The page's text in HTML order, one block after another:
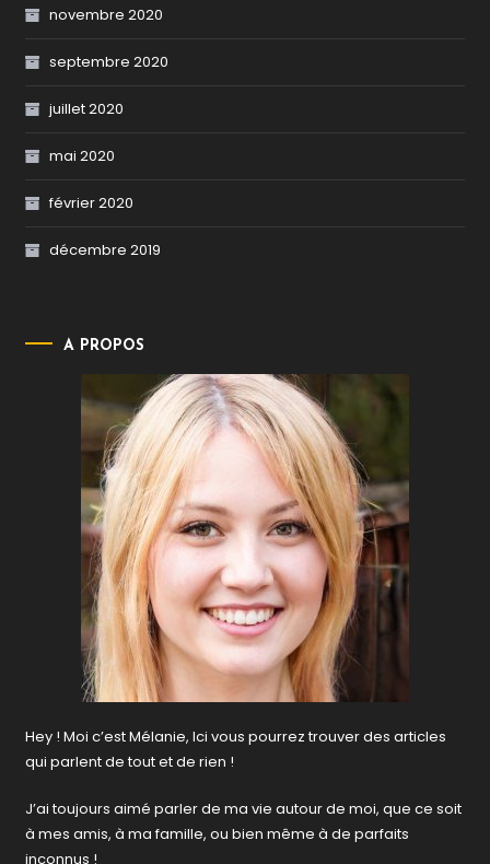
novembre 2020
septembre 2020
juillet 2020
mai 2020
février 2020
décembre 2019
A PROPOS
Hey ! Moi c’est Mélanie, Ici vous pourrez trouver des articles
qui parlent de tout et de rien !
J’ai toujours aimé parler de ma vie autour de moi, que ce soit
à mes amis, à ma famille, ou bien même à de parfaits
inconnus !